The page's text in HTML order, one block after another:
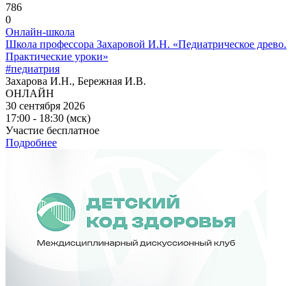
786
0
Онлайн-школа
Школа профессора Захаровой И.Н. «Педиатрическое древо.
Практические уроки»
#педиатрия
Захарова И.Н., Бережная И.В.
ОНЛАЙН
30 сентября 2026
17:00 - 18:30 (мск)
Участие бесплатное
Подробнее